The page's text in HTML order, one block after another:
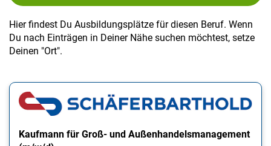
Hier findest Du Ausbildungsplätze für diesen Beruf. Wenn
Du nach Einträgen in Deiner Nähe suchen möchtest, setze
Deinen "Ort".
Kaufmann für Groß- und Außenhandelsmanagement